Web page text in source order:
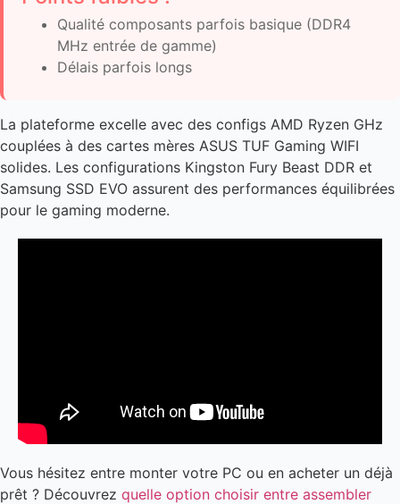
Qualité composants parfois basique (DDR4
MHz entrée de gamme)
Délais parfois longs
La plateforme excelle avec des configs AMD Ryzen GHz
couplées à des cartes mères ASUS TUF Gaming WIFI
solides. Les configurations Kingston Fury Beast DDR et
Samsung SSD EVO assurent des performances équilibrées
pour le gaming moderne.
Vous hésitez entre monter votre PC ou en acheter un déjà
prêt ? Découvrez quelle option choisir entre assembler